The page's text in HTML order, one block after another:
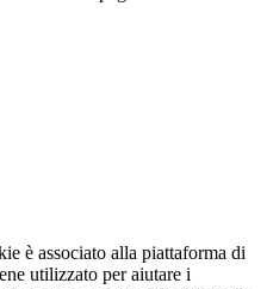
è associato alla piattaforma di
utilizzato per aiutare i